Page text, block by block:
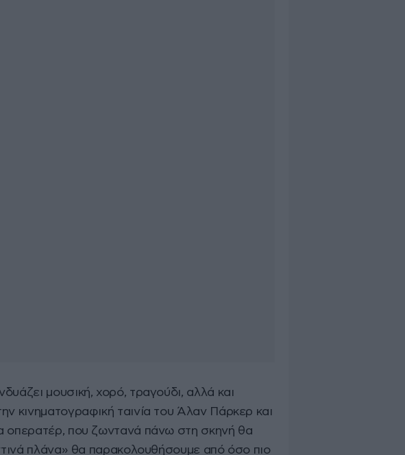
μουσική, χορό, τραγούδι, αλλά και
κινηματογραφική ταινία του Άλαν Πάρκερ και
οπερατέρ, που ζωντανά πάνω στη σκηνή θα
πλάνα» θα παρακολουθήσουμε από όσο πιο